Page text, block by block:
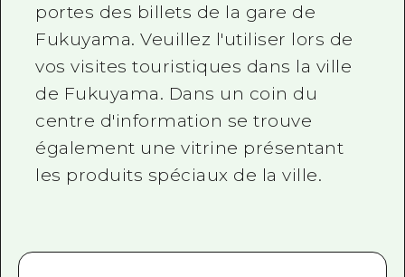
portes des billets de la gare de
Fukuyama. Veuillez l'utiliser lors de
vos visites touristiques dans la ville
de Fukuyama. Dans un coin du
centre d'information se trouve
également une vitrine présentant
les produits spéciaux de la ville.